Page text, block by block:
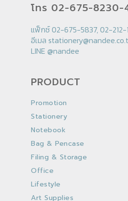
โทร 02-675-8230-
แฟ็กซ์ 02-675-5837, 02-212-
อีเมล
LINE @nandee
PRODUCT
Promotion
Stationery
Notebook
Bag & Pencase
Filing & Storage
Office
Lifestyle
Art Supplies